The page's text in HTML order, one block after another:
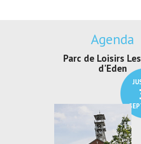
Agenda
Parc de Loisirs
d'Eden